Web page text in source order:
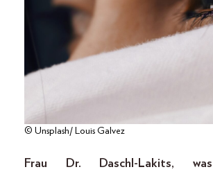
© Unsplash/ Louis Galvez
Frau Dr. Daschl-Lakits,